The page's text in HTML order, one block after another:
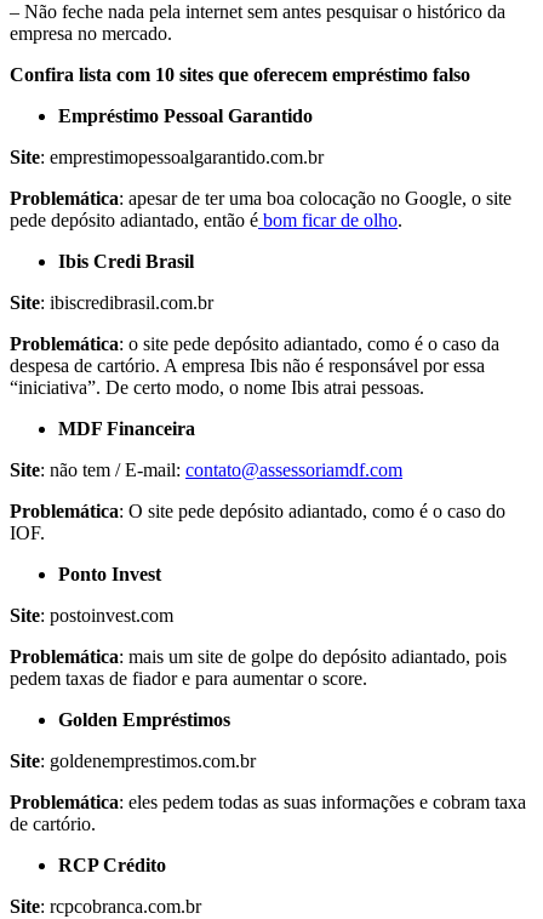
– Não feche nada pela internet sem antes pesquisar o histórico da
empresa no mercado.
Confira lista com 10 sites que oferecem empréstimo falso
Empréstimo Pessoal Garantido
Site: emprestimopessoalgarantido.com.br
Problemática: apesar de ter uma boa colocação no Google, o site
pede depósito adiantado, então é bom ficar de olho.
Ibis Credi Brasil
Site: ibiscredibrasil.com.br
Problemática: o site pede depósito adiantado, como é o caso da
despesa de cartório. A empresa Ibis não é responsável por essa
“iniciativa”. De certo modo, o nome Ibis atrai pessoas.
MDF Financeira
Site: não tem / E-mail: contato@assessoriamdf.com
Problemática: O site pede depósito adiantado, como é o caso do
IOF.
Ponto Invest
Site: postoinvest.com
Problemática: mais um site de golpe do depósito adiantado, pois
pedem taxas de fiador e para aumentar o score.
Golden Empréstimos
Site: goldenemprestimos.com.br
Problemática: eles pedem todas as suas informações e cobram taxa
de cartório.
RCP Crédito
Site: rcpcobranca.com.br